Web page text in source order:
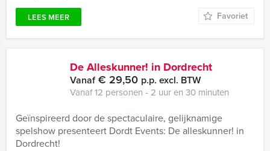
LEES MEER Favoriet
De Alleskunner! in Dordrecht
Vanaf€ 29,50 p.p. excl. BTW
Vanaf 12 personen ‐ 2 uur en 30 minuten
Geïnspireerd door de spectaculaire, gelijknamige
spelshow presenteert Dordt Events: De alleskunner! in
Dordrecht!